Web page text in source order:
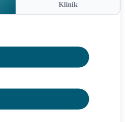
Klinik